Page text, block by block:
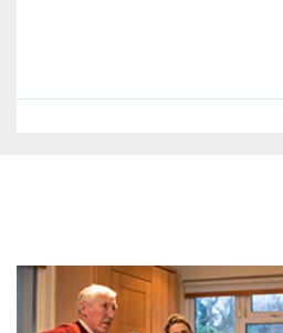
International Club Friendly